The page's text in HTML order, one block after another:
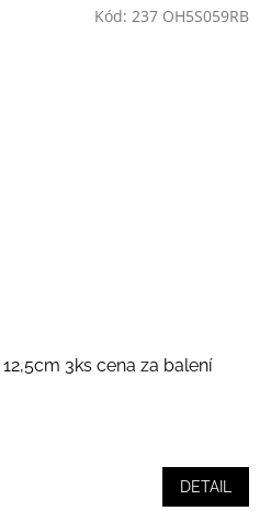
3ks cena za balení
DETAIL
Kód: 237 OH5S059RB